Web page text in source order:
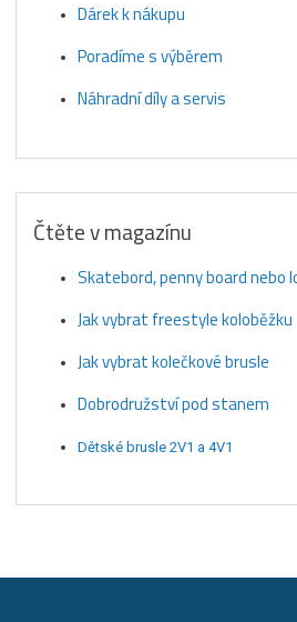
Dárek k nákupu
Poradíme s výběrem
Náhradní díly a servis
Čtěte v magazínu
Skatebord, penny board nebo
Jak vybrat freestyle koloběžku
Jak vybrat kolečkové brusle
Dobrodružství pod stanem
Dětské brusle 2V1 a 4V1